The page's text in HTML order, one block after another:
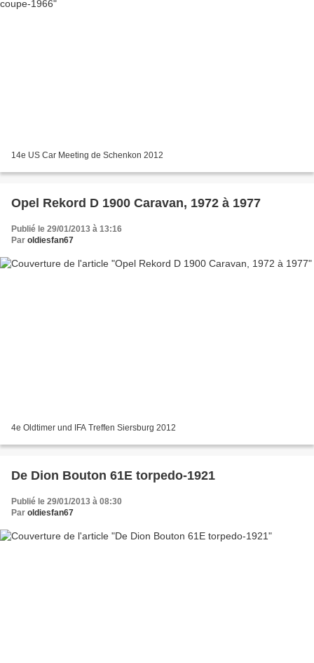
14e US Car Meeting de Schenkon 2012
Opel Rekord D 1900 Caravan, 1972 à 1977
Publié le 29/01/2013 à 13:16
Par oldiesfan67
4e Oldtimer und IFA Treffen Siersburg 2012
De Dion Bouton 61E torpedo-1921
Publié le 29/01/2013 à 08:30
Par oldiesfan67